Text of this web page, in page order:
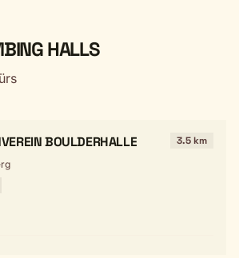
HALLS
BOULDERHALLE 3.5 km